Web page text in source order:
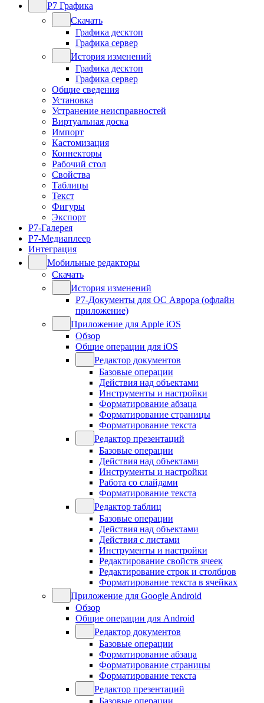
Р7 Графика
Скачать
Графика десктоп
Графика сервер
История изменений
Графика десктоп
Графика сервер
Общие сведения
Установка
Устранение неисправностей
Виртуальная доска
Импорт
Кастомизация
Коннекторы
Рабочий стол
Свойства
Таблицы
Текст
Фигуры
Экспорт
Р7-Галерея
Р7-Медиаплеер
Интеграция
Мобильные редакторы
Скачать
История изменений
Р7-Документы для ОС Аврора (офлайн
приложение)
Приложение для Apple iOS
Обзор
Общие операции для iOS
Редактор документов
Базовые операции
Действия над объектами
Инструменты и настройки
Форматирование абзаца
Форматирование страницы
Форматирование текста
Редактор презентаций
Базовые операции
Действия над объектами
Инструменты и настройки
Работа со слайдами
Форматирование текста
Редактор таблиц
Базовые операции
Действия над объектами
Действия с листами
Инструменты и настройки
Редактирование свойств ячеек
Редактирование строк и столбцов
Форматирование текста в ячейках
Приложение для Google Android
Обзор
Общие операции для Android
Редактор документов
Базовые операции
Форматирование абзаца
Форматирование страницы
Форматирование текста
Редактор презентаций
Базовые операции